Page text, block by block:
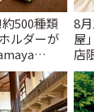
500種類
ルダーが
8
屋
店